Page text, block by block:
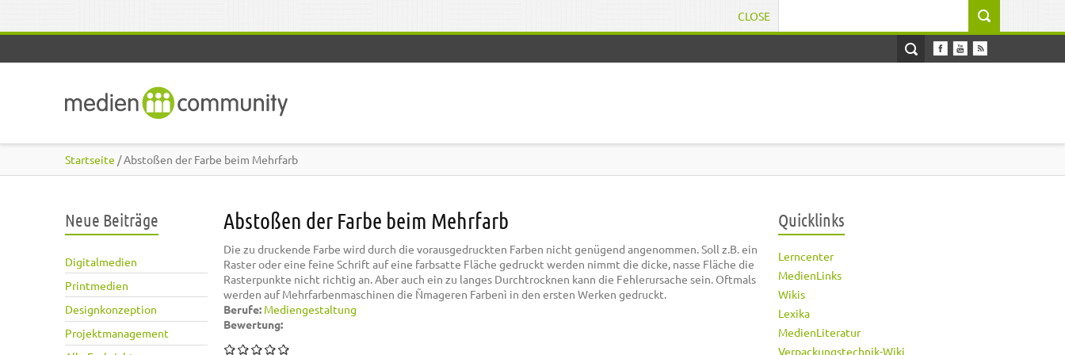
CLOSE
Startseite / Abstoßen der Farbe beim Mehrfarb
Neue Beiträge
Digitalmedien
Printmedien
Designkonzeption
Projektmanagement
Abstoßen der Farbe beim Mehrfarb
Die zu druckende Farbe wird durch die vorausgedruckten Farben nicht genügend angenommen. Soll z.B. ein
Raster oder eine feine Schrift auf eine farbsatte Fläche gedruckt werden nimmt die dicke, nasse Fläche die
Rasterpunkte nicht richtig an. Aber auch ein zu langes Durchtrocknen kann die Fehlerursache sein. Oftmals
werden auf Mehrfarbenmaschinen die Ñmageren Farbenì in den ersten Werken gedruckt.
Berufe: Mediengestaltung
Bewertung:
Quicklinks
Lerncenter
MedienLinks
Wikis
Lexika
MedienLiteratur
Verpackungstechnik-Wiki